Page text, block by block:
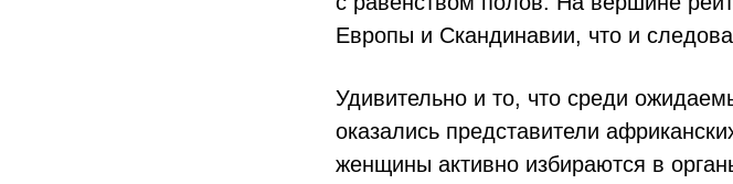
Европы и Скандинавии, что и
Удивительно и то, что среди
оказались представители
женщины активно избираются в